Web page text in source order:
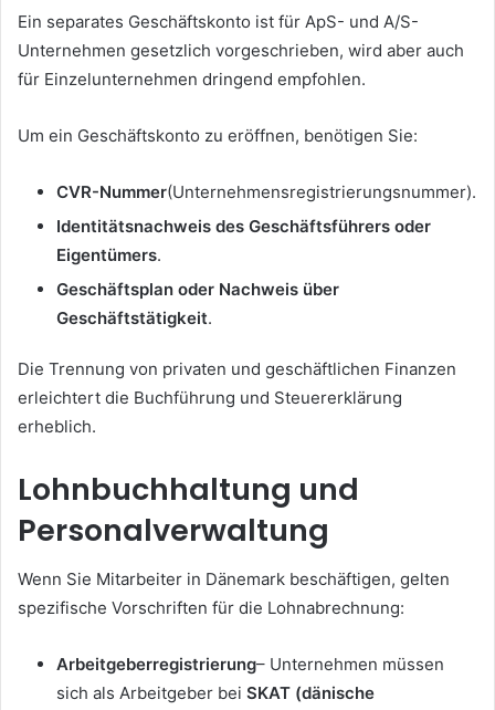
Ein separates Geschäftskonto ist für ApS- und A/S-
Unternehmen gesetzlich vorgeschrieben, wird aber auch
für Einzelunternehmen dringend empfohlen.
Um ein Geschäftskonto zu eröffnen, benötigen Sie:
CVR-Nummer(Unternehmensregistrierungsnummer).
Identitätsnachweis des Geschäftsführers oder
Eigentümers.
Geschäftsplan oder Nachweis über
Geschäftstätigkeit.
Die Trennung von privaten und geschäftlichen Finanzen
erleichtert die Buchführung und Steuererklärung
erheblich.
Lohnbuchhaltung und
Personalverwaltung
Wenn Sie Mitarbeiter in Dänemark beschäftigen, gelten
spezifische Vorschriften für die Lohnabrechnung:
Arbeitgeberregistrierung– Unternehmen müssen
sich als Arbeitgeber bei SKAT (dänische